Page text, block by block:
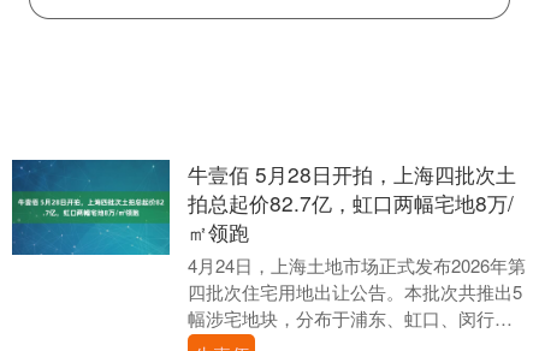
牛壹佰 5月28日开拍，上海四批次土
拍总起价82.7亿，虹口两幅宅地8万/
㎡领跑
4月24日，上海土地市场正式发布2026年第
四批次住宅用地出让公告。本批次共推出5
幅涉宅地块，分布于浦东、虹口、闵行、
青浦四区，总出让面积约10.12万平方